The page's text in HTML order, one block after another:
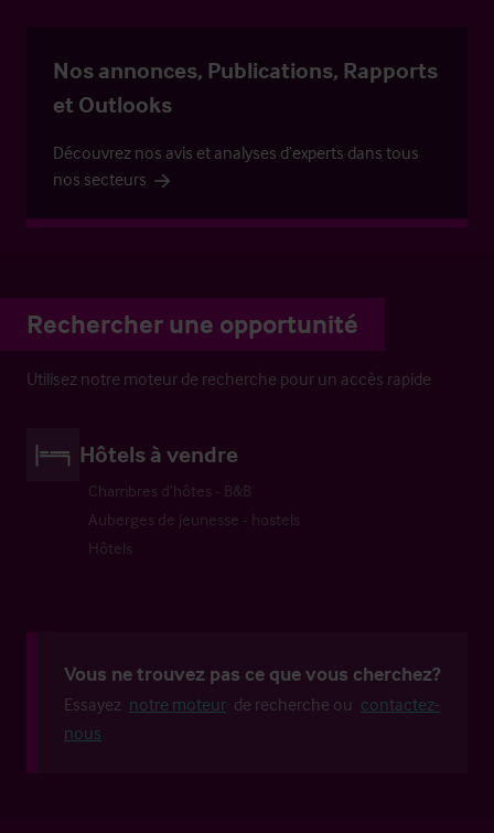
Nos annonces, Publications, Rapports
et Outlooks
Découvrez nos avis et analyses d’experts dans tous
nos secteurs
Rechercher une opportunité
Utilisez notre moteur de recherche pour un accès rapide
Hôtels à vendre
Chambres d’hôtes - B&B
Auberges de jeunesse - hostels
Hôtels
Vous ne trouvez pas ce que vous cherchez?
Essayez notre moteur de recherche ou contactez-
nous